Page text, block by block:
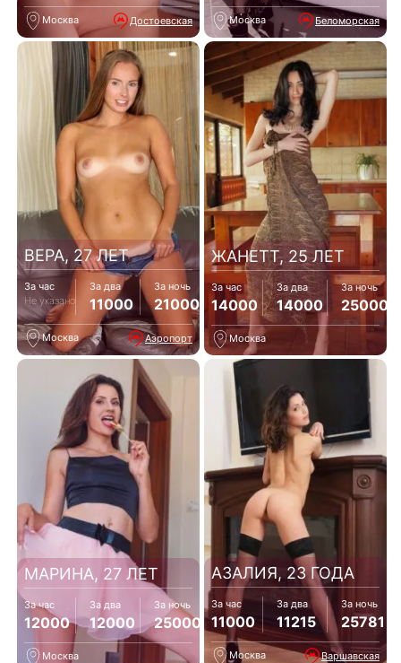
Москва Достоевская Москва Беломорская
ВЕРА, 27 ЛЕТ
За час
Не указано
За два
11000
За ночь
21000
Москва Аэропорт
ЖАНЕТТ, 25 ЛЕТ
За час
14000
За два
14000
За ночь
25000
Москва
МАРИНА, 27 ЛЕТ
За час
12000
За два
12000
За ночь
25000
Москва
АЗАЛИЯ, 23 ГОДА
За час
11000
За два
11215
За ночь
25781
Москва Варшавская